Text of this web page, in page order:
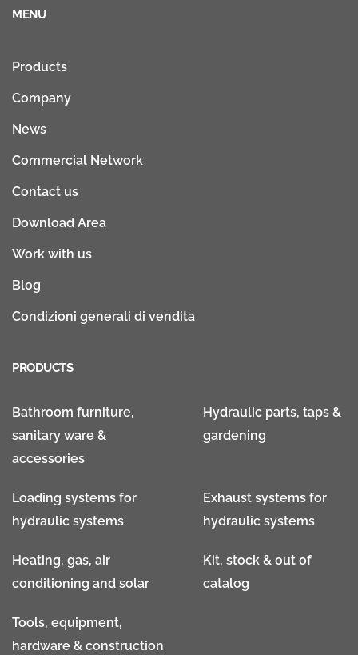
MENU
Products
Company
News
Commercial Network
Contact us
Download Area
Work with us
Blog
Condizioni generali di vendita
PRODUCTS
Bathroom furniture,
sanitary ware &
accessories
Hydraulic parts, taps &
gardening
Loading systems for
hydraulic systems
Exhaust systems for
hydraulic systems
Heating, gas, air
conditioning and solar
Kit, stock & out of
catalog
Tools, equipment,
hardware & construction